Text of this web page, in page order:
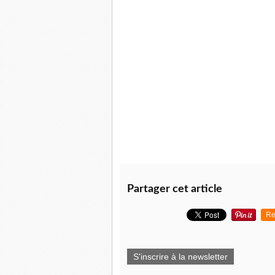
Partager cet article
S'inscrire à la newsletter